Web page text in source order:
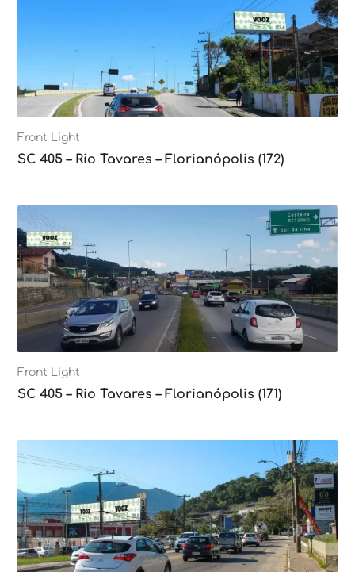
Front Light
SC 405 – Rio Tavares – Florianópolis (172)
Front Light
SC 405 – Rio Tavares – Florianópolis (171)